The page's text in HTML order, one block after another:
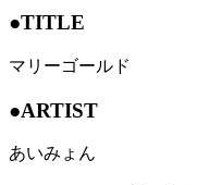
●TITLE
マリーゴールド
●ARTIST
あいみょん